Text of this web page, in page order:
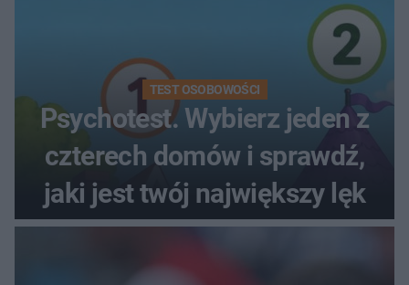
TEST OSOBOWOŚCI
Psychotest. Wybierz jeden z
czterech domów i sprawdź,
jaki jest twój największy lęk